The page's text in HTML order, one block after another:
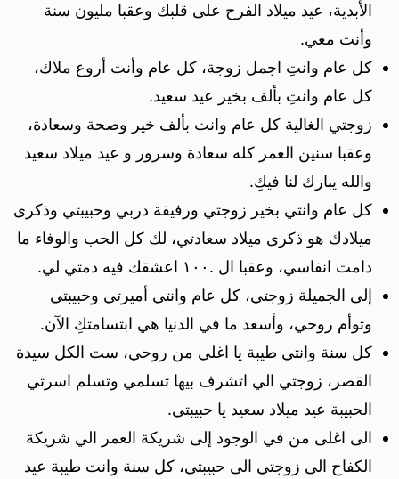
الأبدية، عيد ميلاد الفرح على قلبك وعقبا مليون سنة
وأنت معي.
كل عام وانتِ اجمل زوجة، كل عام وأنت أروع ملاك،
كل عام وانتِ بألف بخير عيد سعيد.
زوجتي الغالية كل عام وانت بألف خير وصحة وسعادة،
وعقبا سنين العمر كله سعادة وسرور و عيد ميلاد سعيد
والله يبارك لنا فيكِ.
كل عام وانتي بخير زوجتي ورفيقة دربي وحبيبتي وذكرى
ميلادك هو ذكرى ميلاد سعادتي، لك كل الحب والوفاء ما
دامت انفاسي، وعقبا ال .١٠٠ اعشقك فيه دمتي لي.
إلى الجميلة زوجتي، كل عام وانتي أميرتي وحبيبتي
وتوأم روحي، وأسعد ما في الدنيا هي ابتسامتكِ الآن.
كل سنة وانتي طيبة يا اغلي من روحي، ست الكل سيدة
القصر، زوجتي الي اتشرف بيها تسلمي وتسلم اسرتي
الحبيبة عيد ميلاد سعيد يا حبيبتي.
الى اغلى من في الوجود إلى شريكة العمر الي شريكة
الكفاح الى زوجتي الى حبيبتي، كل سنة وانت طيبة عيد